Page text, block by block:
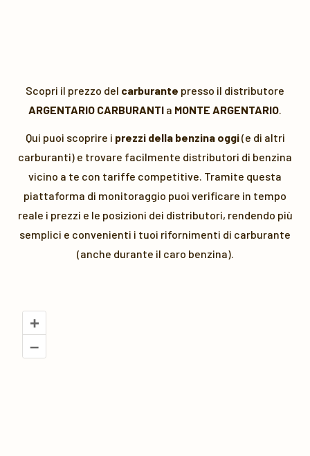
Scopri il prezzo del carburante presso il distributore
ARGENTARIO CARBURANTI a MONTE ARGENTARIO.
Qui puoi scoprire i prezzi della benzina oggi(e di altri
carburanti) e trovare facilmente distributori di benzina
vicino a te con tariffe competitive. Tramite questa
piattaforma di monitoraggio puoi verificare in tempo
reale i prezzi e le posizioni dei distributori, rendendo più
semplici e convenienti i tuoi rifornimenti di carburante
(anche durante il caro benzina).
+
–